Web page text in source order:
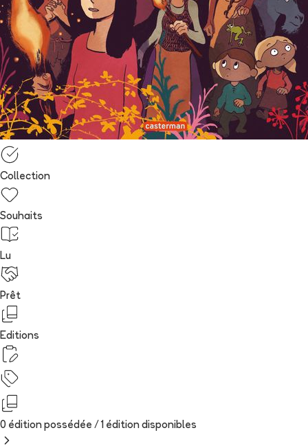
Collection
Souhaits
Lu
Prêt
Editions
0 édition possédée / 1 édition disponibles